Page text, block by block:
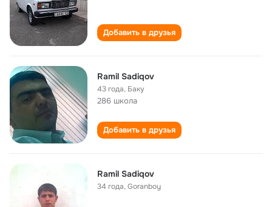
Добавить в друзья
Ramil Sadiqov
43 года, Баку
286 школа
Добавить в друзья
Ramil Sadiqov
34 года,Goranboy